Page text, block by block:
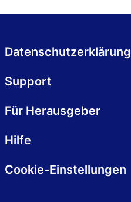
Datenschutzerklärung
Support
Für Herausgeber
Hilfe
Cookie-Einstellungen